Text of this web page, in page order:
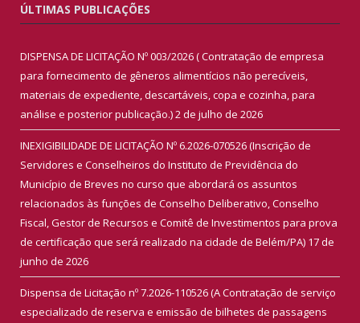
ÚLTIMAS PUBLICAÇÕES
DISPENSA DE LICITAÇÃO Nº 003/2026 ( Contratação de empresa
para fornecimento de gêneros alimentícios não perecíveis,
materiais de expediente, descartáveis, copa e cozinha, para
análise e posterior publicação.)2 de julho de 2026
INEXIGIBILIDADE DE LICITAÇÃO Nº 6.2026-070526 (Inscrição de
Servidores e Conselheiros do Instituto de Previdência do
Município de Breves no curso que abordará os assuntos
relacionados às funções de Conselho Deliberativo, Conselho
Fiscal, Gestor de Recursos e Comitê de Investimentos para prova
de certificação que será realizado na cidade de Belém/PA) 17 de
junho de 2026
Dispensa de Licitação nº 7.2026-110526 (A Contratação de serviço
especializado de reserva e emissão de bilhetes de passagens